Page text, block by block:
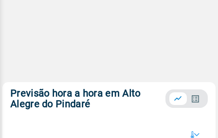
Previsão hora a hora em Alto
Alegre do Pindaré